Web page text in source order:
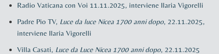
Radio Vaticana con Voi 11.11.2025, interviene Ilaria Vigorelli
Padre Pio TV, Luce da luce Nicea 1700 anni dopo, 22.11.2025,
interviene Ilaria Vigorelli
Villa Casati, Luce da Luce Nicea 1700 anni dopo, 22.11.2025